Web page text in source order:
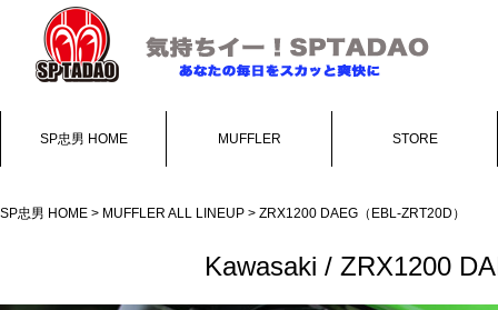
SP忠男 HOME MUFFLER STORE
SP忠男 HOME > MUFFLER ALL LINEUP > ZRX1200 DAEG（EBL-ZRT20D）
Kawasaki / ZRX1200